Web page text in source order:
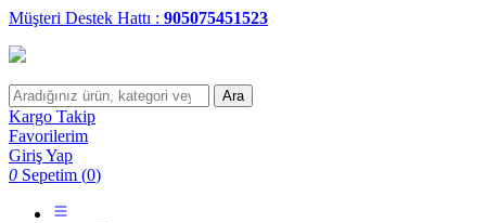
Müşteri Destek Hattı : 905075451523
Ara
Kargo Takip
Favorilerim
Giriş Yap
0 Sepetim (0)